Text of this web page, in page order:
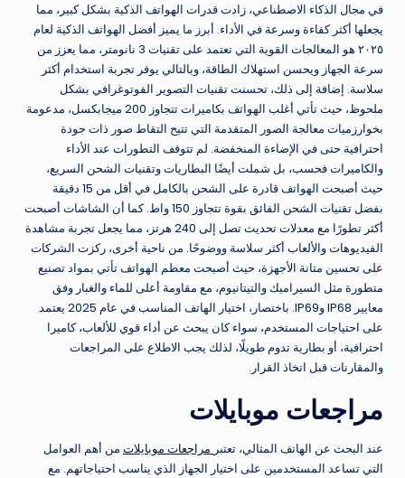
في مجال الذكاء الاصطناعي، زادت قدرات الهواتف الذكية بشكل كبير، مما
يجعلها أكثر كفاءة وسرعة في الأداء. أبرز ما يميز أفضل الهواتف الذكية لعام
٢٠٢٥ هو المعالجات القوية التي تعتمد على تقنيات 3 نانومتر، مما يعزز من
سرعة الجهاز ويحسن استهلاك الطاقة، وبالتالي يوفر تجربة استخدام أكثر
سلاسة. إضافة إلى ذلك، تحسنت تقنيات التصوير الفوتوغرافي بشكل
ملحوظ، حيث تأتي أغلب الهواتف بكاميرات تتجاوز 200 ميجابكسل، مدعومة
بخوارزميات معالجة الصور المتقدمة التي تتيح التقاط صور ذات جودة
احترافية حتى في الإضاءة المنخفضة. لم تتوقف التطورات عند الأداء
والكاميرات فحسب، بل شملت أيضًا البطاريات وتقنيات الشحن السريع،
حيث أصبحت الهواتف قادرة على الشحن بالكامل في أقل من 15 دقيقة
بفضل تقنيات الشحن الفائق بقوة تتجاوز 150 واط. كما أن الشاشات أصبحت
أكثر تطورًا مع معدلات تحديث تصل إلى 240 هرتز، مما يجعل تجربة مشاهدة
الفيديوهات والألعاب أكثر سلاسة ووضوحًا. من ناحية أخرى، ركزت الشركات
على تحسين متانة الأجهزة، حيث أصبحت معظم الهواتف تأتي بمواد تصنيع
متطورة مثل السيراميك والتيتانيوم، مع مقاومة أعلى للماء والغبار وفق
معايير IP68 وIP69. باختصار، اختيار الهاتف المناسب في عام 2025 يعتمد
على احتياجات المستخدم، سواء كان يبحث عن أداء قوي للألعاب، كاميرا
احترافية، أو بطارية تدوم طويلًا، لذلك يجب الاطلاع على المراجعات
والمقارنات قبل اتخاذ القرار.
مراجعات موبايلات
عند البحث عن الهاتف المثالي، تعتبر مراجعات موبايلات من أهم العوامل
التي تساعد المستخدمين على اختيار الجهاز الذي يناسب احتياجاتهم. مع